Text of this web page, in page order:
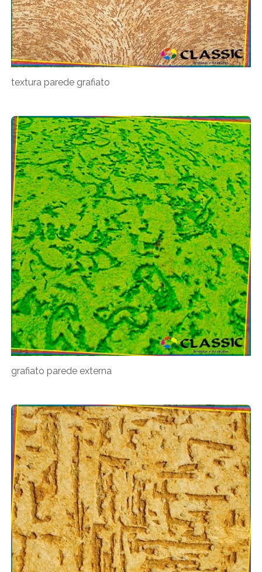
textura parede grafiato
grafiato parede externa